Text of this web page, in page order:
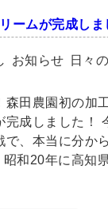
ームが完成しま
お知らせ 日々
森田農園初の加
完成しました！
、本当に分か
和20年に高知